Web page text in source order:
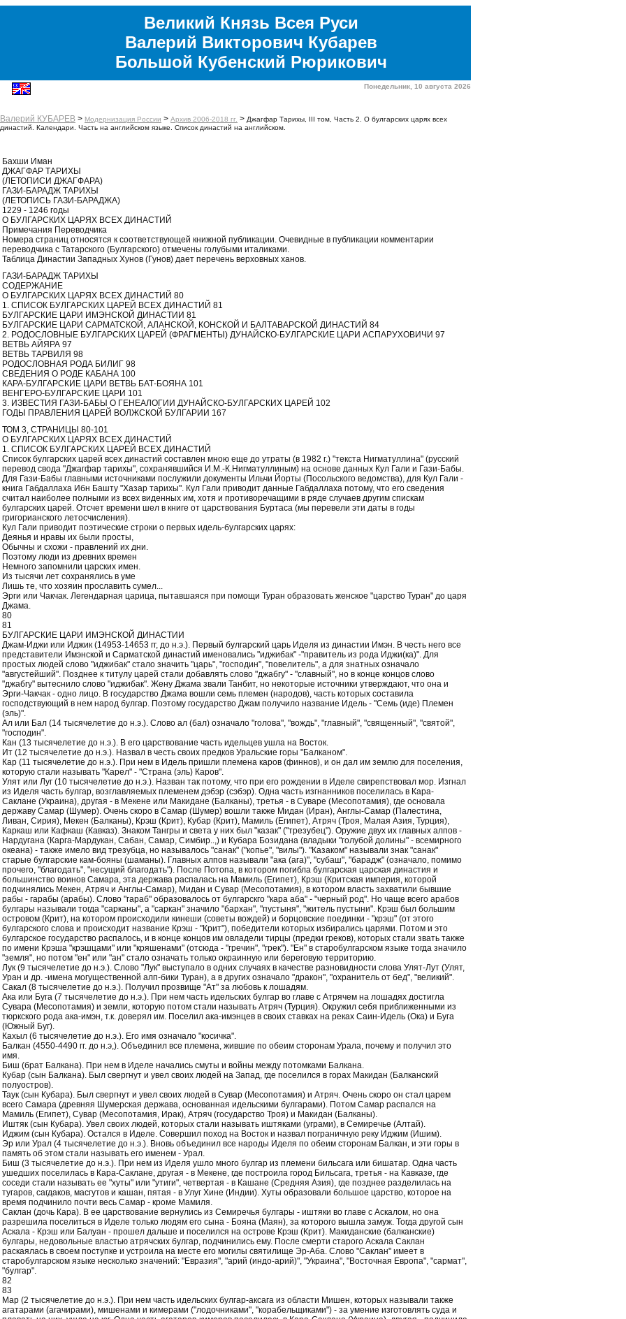
Великий Князь Всея Руси
Валерий Викторович Кубарев
Большой Кубенский Рюрикович
Понедельник, 10 августа 2026
Валерий КУБАРЕВ > Модернизация России > Архив 2006-2018 гг. > Джагфар Тарихы, III том, Часть 2. О булгарских царях всех
династий. Календари. Часть на английском языке. Список династий на английском.
Бахши Иман
ДЖАГФАР ТАРИХЫ
(ЛЕТОПИСИ ДЖАГФАРА)
ГАЗИ-БАРАДЖ ТАРИХЫ
(ЛЕТОПИСЬ ГАЗИ-БАРАДЖА)
1229 - 1246 годы
О БУЛГАРСКИХ ЦАРЯХ ВСЕХ ДИНАСТИЙ
Примечания Переводчика
Номера страниц относятся к соответствующей книжной публикации. Очевидные в публикации комментарии
переводчика с Татарского (Булгарского) отмечены голубыми италиками.
Таблица Династии Западных Хунов (Гунов) дает перечень верховных ханов.
ГАЗИ-БАРАДЖ ТАРИХЫ
СОДЕРЖАНИЕ
О БУЛГАРСКИХ ЦАРЯХ ВСЕХ ДИНАСТИЙ 80
1. СПИСОК БУЛГАРСКИХ ЦАРЕЙ ВСЕХ ДИНАСТИЙ 81
БУЛГАРСКИЕ ЦАРИ ИМЭНСКОЙ ДИНАСТИИ 81
БУЛГАРСКИЕ ЦАРИ САРМАТСКОЙ, АЛАНСКОЙ, КОНСКОЙ И БАЛТАВАРСКОЙ ДИНАСТИЙ 84
2. РОДОСЛОВНЫЕ БУЛГАРСКИХ ЦАРЕЙ (ФРАГМЕНТЫ) ДУНАЙСКО-БУЛГАРСКИЕ ЦАРИ АСПАРУХОВИЧИ 97
ВЕТВЬ АЙЯРА 97
ВЕТВЬ ТАРВИЛЯ 98
РОДОСЛОВНАЯ РОДА БИЛИГ 98
СВЕДЕНИЯ О РОДЕ КАБАНА 100
КАРА-БУЛГАРСКИЕ ЦАРИ ВЕТВЬ БАТ-БОЯНА 101
ВЕНГЕРО-БУЛГАРСКИЕ ЦАРИ 101
3. ИЗВЕСТИЯ ГАЗИ-БАБЫ О ГЕНЕАЛОГИИ ДУНАЙСКО-БУЛГАРСКИХ ЦАРЕЙ 102
ГОДЫ ПРАВЛЕНИЯ ЦАРЕЙ ВОЛЖСКОЙ БУЛГАРИИ 167
ТОМ 3, СТРАНИЦЫ 80-101
О БУЛГАРСКИХ ЦАРЯХ ВСЕХ ДИНАСТИЙ
1. СПИСОК БУЛГАРСКИХ ЦАРЕЙ ВСЕХ ДИНАСТИЙ
Список булгарских царей всех династий составлен мною еще до утраты (в 1982 г.) "текста Нигматуллина" (русский
перевод свода "Джагфар тарихы", сохранявшийся И.М.-К.Нигматуллиным) на основе данных Кул Гали и Гази-Бабы.
Для Гази-Бабы главными источниками послужили документы Ильчи Йорты (Посольского ведомства), для Кул Гали -
книга Габдаллаха Ибн Башту "Хазар тарихы". Кул Гали приводит данные Габдаллаха потому, что его сведения
считал наиболее полными из всех виденных им, хотя и противоречащими в ряде случаев другим спискам
булгарских царей. Отсчет времени шел в книге от царствования Буртаса (мы перевели эти даты в годы
григорианского летосчисления).
Кул Гали приводит поэтические строки о первых идель-булгарских царях:
Деянья и нравы их были просты,
Обычны и схожи - правлений их дни.
Поэтому люди из древних времен
Немного запомнили царских имен.
Из тысячи лет сохранялись в уме
Лишь те, что хозяин прославить сумел...
Эрги или Чакчак. Легендарная царица, пытавшаяся при помощи Туран образовать женское "царство Туран" до царя
Джама.
80
81
БУЛГАРСКИЕ ЦАРИ ИМЭНСКОЙ ДИНАСТИИ
Джам-Иджи или Иджик (14953-14653 гг, до н.э.). Первый булгарский царь Иделя из династии Имэн. В честь него все
представители Имэнской и Сарматской династий именовались "иджибак" -"правитель из рода Иджи(ка)". Для
простых людей слово "иджибак" стало значить "царь", "господин", "повелитель", а для знатных означало
"августейший". Позднее к титулу царей стали добавлять слово "джабгу" - "славный", но в конце концов слово
"джабгу" вытеснило слово "иджибак". Жену Джама звали Танбит, но некоторые источники утверждают, что она и
Эрги-Чакчак - одно лицо. В государство Джама вошли семь племен (народов), часть которых составила
господствующий в нем народ булгар. Поэтому государство Джам получило название Идель - "Семь (иде) Племен
(эль)".
Ал или Бал (14 тысячелетие до н.э.). Слово ал (бал) означало "голова", "вождь", "главный", "священный", "святой",
"господин".
Кан (13 тысячелетие до н.э.). В его царствование часть идельцев ушла на Восток.
Ит (12 тысячелетие до н.э.). Назвал в честь своих предков Уральские горы "Балканом".
Кар (11 тысячелетие до н.э.). При нем в Идель пришли племена каров (финнов), и он дал им землю для поселения,
которую стали называть "Карел" - "Страна (эль) Каров".
Улят или Луг (10 тысячелетие до н.э.). Назван так потому, что при его рождении в Иделе свирепствовал мор. Изгнал
из Иделя часть булгар, возглавляемых племенем дэбэр (сэбэр). Одна часть изгнанников поселилась в Кара-
Саклане (Украина), другая - в Мекене или Макидане (Балканы), третья - в Суваре (Месопотамия), где основала
державу Самар (Шумер). Очень скоро в Самар (Шумер) вошли также Мидан (Иран), Англы-Самар (Палестина,
Ливан, Сирия), Мекен (Балканы), Крэш (Крит), Кубар (Крит), Мамиль (Египет), Атряч (Троя, Малая Азия, Турция),
Каркаш или Кафкаш (Кавказ). Знаком Тангры и света у них был "казак" ("трезубец"). Оружие двух их главных алпов -
Нардугана (Карга-Мардукан, Сабан, Самар, Симбир..,) и Кубара Бозидана (владыки "голубой долины" - всемирного
океана) - также имело вид трезубца, но называлось "санак" ("копье", "вилы"). "Казаком" называли знак "санак"
старые булгарские кам-бояны (шаманы). Главных алпов называли "ака (ага)", "субаш", "барадж" (означало, помимо
прочего, "благодать", "несущий благодать"). После Потопа, в котором погибла булгарская царская династия и
большинство воинов Самара, эта держава распалась на Мамиль (Египет), Крэш (Критская империя, которой
подчинялись Мекен, Атряч и Англы-Самар), Мидан и Сувар (Месопотамия), в котором власть захватили бывшие
рабы - гарабы (арабы). Слово "гараб" образовалось от булгарскго "кара аба" - "черный род". Но чаще всего арабов
булгары называли тогда "сарканы", а "саркан" значило "бархан", "пустыня", "житель пустыни". Крэш был большим
островом (Крит), на котором происходили кинеши (советы вождей) и борцовские поединки - "крэш" (от этого
булгарского слова и происходит название Крэш - "Крит"), победители которых избирались царями. Потом и это
булгарское государство распалось, и в конце концов им овладели тирцы (предки греков), которых стали звать также
по имени Крэша "крэшцами" или "кряшенами" (отсюда - "гречин", "грек"). "Ен" в старобулгарском языке тогда значило
"земля", но потом "ен" или "ан" стало означать только окраинную или береговую территорию.
Лук (9 тысячелетие до н.э.). Слово "Лук" выступало в одних случаях в качестве разновидности слова Улят-Лут (Улят,
Уран и др. -имена могущественной алп-бики Туран), а в других означало "дракон", "охранитель от бед", "великий".
Сакал (8 тысячелетие до н.э.). Получил прозвище "Ат" за любовь к лошадям.
Ака или Буга (7 тысячелетие до н.э.). При нем часть идельских булгар во главе с Атрячем на лошадях достигла
Сувара (Месопотамия) и земли, которую потом стали называть Атряч (Турция). Окружил себя приближенными из
тюркского рода ака-имэн, т.к. доверял им. Поселил ака-имэнцев в своих ставках на реках Саин-Идель (Ока) и Буга
(Южный Буг).
Кахыл (6 тысячелетие до н.э.). Его имя означало "косичка".
Балкан (4550-4490 гг. до н.э,). Объединил все племена, жившие по обеим сторонам Урала, почему и получил это
имя.
Биш (брат Балкана). При нем в Иделе начались смуты и войны между потомками Балкана.
Кубар (сын Балкана). Был свергнут и увел своих людей на Запад, где поселился в горах Макидан (Балканский
полуостров).
Таук (сын Кубара). Был свергнут и увел своих людей в Сувар (Месопотамия) и Атряч. Очень скоро он стал царем
всего Самара (древняя Шумерская держава, основанная идельскими булгарами). Потом Самар распался на
Мамиль (Египет), Сувар (Месопотамия, Ирак), Атряч (государство Троя) и Макидан (Балканы).
Иштяк (сын Кубара). Увел своих людей, которых стали называть иштяками (уграми), в Семиречье (Алтай).
Иджим (сын Кубара). Остался в Иделе. Совершил поход на Восток и назвал пограничную реку Иджим (Ишим).
Эр или Урал (4 тысячелетие до н.э.). Вновь объединил все народы Иделя по обеим сторонам Балкан, и эти горы в
память об этом стали называть его именем - Урал.
Биш (3 тысячелетие до н.э.). При нем из Иделя ушло много булгар из племени бильсага или бишатар. Одна часть
ушедших поселилась в Кара-Саклане, другая - в Мекене, где построила город Бильсага, третья - на Кавказе, где
соседи стали называть ее "хуты" или "утиги", четвертая - в Кашане (Средняя Азия), где позднее разделилась на
тугаров, сагдаков, масгутов и кашан, пятая - в Улуг Хине (Индии). Хуты образовали большое царство, которое на
время подчинило почти весь Самар - кроме Мамиля.
Саклан (дочь Кара). В ее царствование вернулись из Семиречья булгары - иштяки во главе с Аскалом, но она
разрешила поселиться в Иделе только людям его сына - Бояна (Маян), за которого вышла замуж. Тогда другой сын
Аскала - Крэш или Балуан - прошел дальше и поселился на острове Крэш (Крит). Макиданские (балканские)
булгары, недовольные властью атрячских булгар, подчинились ему. После смерти старого Аскала Саклан
раскаялась в своем поступке и устроила на месте его могилы святилище Эр-Аба. Слово "Саклан" имеет в
старобулгарском языке несколько значений: "Евразия", "арий (индо-арий)", "Украина", "Восточная Европа", "сармат",
"булгар".
82
83
Мар (2 тысячелетие до н.э.). При нем часть идельских булгар-аксага из области Мишен, которых называли также
агатарами (агачирами), мишенами и кимерами ("лодочниками", "корабельщиками") - за умение изготовлять суда и